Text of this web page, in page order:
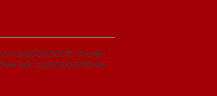
SAIGONDOOR. Chuyên
hết, SAIGONDOOR còn